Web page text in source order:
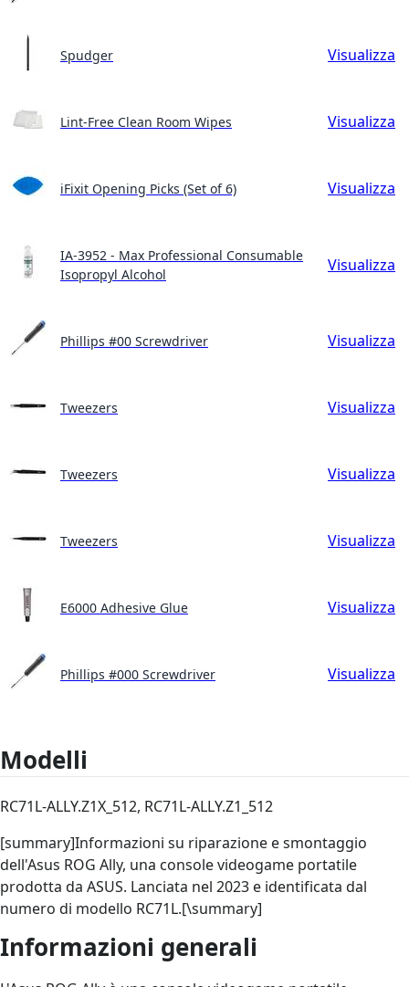
Spudger Visualizza
Lint-Free Clean Room Wipes Visualizza
iFixit Opening Picks (Set of 6) Visualizza
IA-3952 - Max Professional Consumable
Isopropyl Alcohol
Visualizza
Phillips #00 Screwdriver Visualizza
Tweezers Visualizza
Tweezers Visualizza
Tweezers Visualizza
E6000 Adhesive Glue Visualizza
Phillips #000 Screwdriver Visualizza
Modelli
RC71L-ALLY.Z1X_512, RC71L-ALLY.Z1_512
[summary]Informazioni su riparazione e smontaggio
dell'Asus ROG Ally, una console videogame portatile
prodotta da ASUS. Lanciata nel 2023 e identificata dal
numero di modello RC71L.[\summary]
Informazioni generali